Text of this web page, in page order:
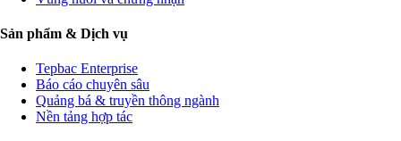
Sản phẩm & Dịch vụ
Tepbac Enterprise
Báo cáo chuyên sâu
Quảng bá & truyền thông ngành
Nền tảng hợp tác